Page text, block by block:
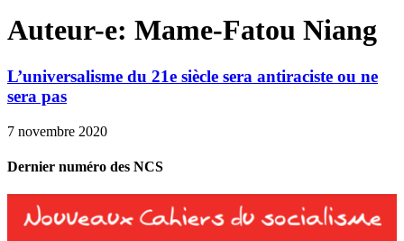
Auteur-e: Mame-Fatou Niang
L’universalisme du 21e siècle sera antiraciste ou ne
sera pas
7 novembre 2020
Dernier numéro des NCS